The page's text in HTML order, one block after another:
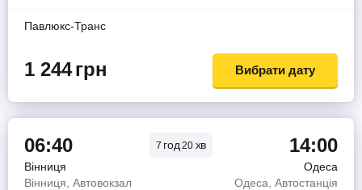
Павлюкс-Транс
1 244грн Вибрати дату
06:40 7 год20 хв 14:00
Вінниця
Одеса
Вінниця, Автовокзал
Одеса, Автостанція